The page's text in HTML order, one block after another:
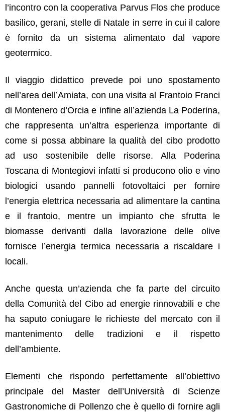
l’incontro con la cooperativa Parvus Flos che produce
basilico, gerani, stelle di Natale in serre in cui il calore
è fornito da un sistema alimentato dal vapore
geotermico.
Il viaggio didattico prevede poi uno spostamento
nell’area dell’Amiata, con una visita al Frantoio Franci
di Montenero d’Orcia e infine all’azienda La Poderina,
che rappresenta un’altra esperienza importante di
come si possa abbinare la qualità del cibo prodotto
ad uso sostenibile delle risorse. Alla Poderina
Toscana di Montegiovi infatti si producono olio e vino
biologici usando pannelli fotovoltaici per fornire
l’energia elettrica necessaria ad alimentare la cantina
e il frantoio, mentre un impianto che sfrutta le
biomasse derivanti dalla lavorazione delle olive
fornisce l’energia termica necessaria a riscaldare i
locali.
Anche questa un’azienda che fa parte del circuito
del la Comunità del Cibo ad energie rinnovabili e che
ha saputo coniugare le richieste del mercato con il
mantenimento delle tradizioni e il rispetto
dell’ambiente.
Elementi che rispondo perfettamente all’obiettivo
principale del Master dell’Università di Scienze
Gastronomiche di Pollenzoche è quello di fornire agli